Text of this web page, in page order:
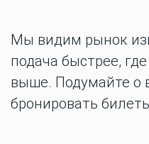
Мы видим рынок
подача быстрее,
выше. Подумайте о
бронировать